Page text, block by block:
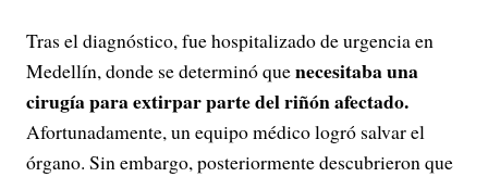
Tras el diagnóstico, fue hospitalizado de urgencia en
Medellín, donde se determinó quenecesitaba una
cirugía para extirpar parte del riñón afectado.
Afortunadamente, un equipo médico logró salvar el
órgano. Sin embargo, posteriormente descubrieron que